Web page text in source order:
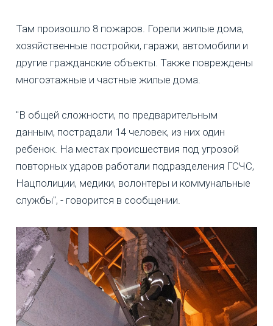
Там произошло 8 пожаров. Горели жилые дома,
хозяйственные постройки, гаражи, автомобили и
другие гражданские объекты. Также повреждены
многоэтажные и частные жилые дома.
"В общей сложности, по предварительным
данным, пострадали 14 человек, из них один
ребенок. На местах происшествия под угрозой
повторных ударов работали подразделения ГСЧС,
Нацполиции, медики, волонтеры и коммунальные
службы", - говорится в сообщении.